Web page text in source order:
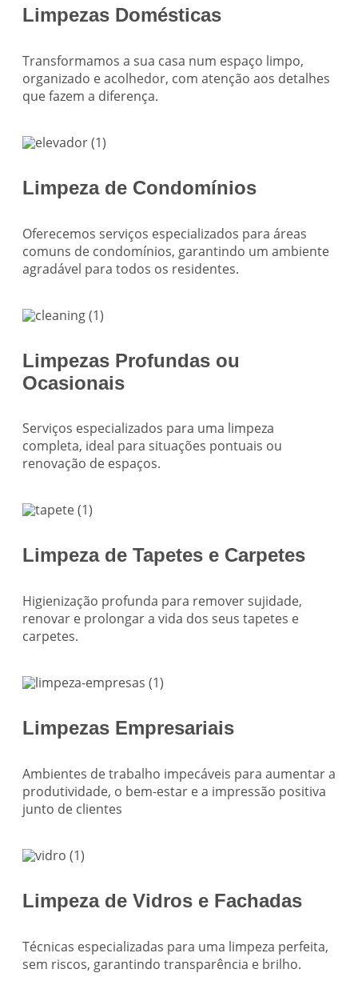
Limpezas Domésticas
Transformamos a sua casa num espaço limpo,
organizado e acolhedor, com atenção aos detalhes
que fazem a diferença.
Limpeza de Condomínios
Oferecemos serviços especializados para áreas
comuns de condomínios, garantindo um ambiente
agradável para todos os residentes.
Limpezas Profundas ou
Ocasionais
Serviços especializados para uma limpeza
completa, ideal para situações pontuais ou
renovação de espaços.
Limpeza de Tapetes e Carpetes
Higienização profunda para remover sujidade,
renovar e prolongar a vida dos seus tapetes e
carpetes.
Limpezas Empresariais
Ambientes de trabalho impecáveis para aumentar a
produtividade, o bem-estar e a impressão positiva
junto de clientes
Limpeza de Vidros e Fachadas
Técnicas especializadas para uma limpeza perfeita,
sem riscos, garantindo transparência e brilho.